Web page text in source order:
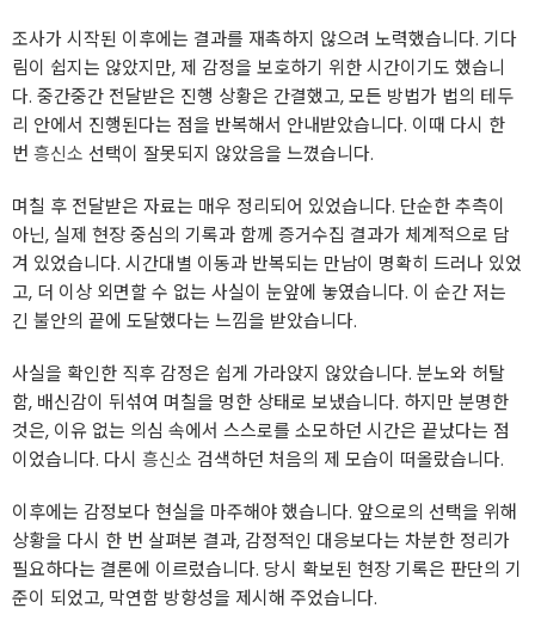
조사가 시작된 이후에는 결과를 재촉하지 않으려 노력했습니다. 기다
림이 쉽지는 않았지만, 제 감정을 보호하기 위한 시간이기도 했습니
다. 중간중간 전달받은 진행 상황은 간결했고, 모든 방법가 법의 테두
리 안에서 진행된다는 점을 반복해서 안내받았습니다. 이때 다시 한
번 흥신소 선택이 잘못되지 않았음을 느꼈습니다.
며칠 후 전달받은 자료는 매우 정리되어 있었습니다. 단순한 추측이
아닌, 실제 현장 중심의 기록과 함께 증거수집 결과가 체계적으로 담
겨 있었습니다. 시간대별 이동과 반복되는 만남이 명확히 드러나 있었
고, 더 이상 외면할 수 없는 사실이 눈앞에 놓였습니다. 이 순간 저는
긴 불안의 끝에 도달했다는 느낌을 받았습니다.
사실을 확인한 직후 감정은 쉽게 가라앉지 않았습니다. 분노와 허탈
함, 배신감이 뒤섞여 며칠을 멍한 상태로 보냈습니다. 하지만 분명한
것은, 이유 없는 의심 속에서 스스로를 소모하던 시간은 끝났다는 점
이었습니다. 다시 흥신소 검색하던 처음의 제 모습이 떠올랐습니다.
이후에는 감정보다 현실을 마주해야 했습니다. 앞으로의 선택을 위해
상황을 다시 한 번 살펴본 결과, 감정적인 대응보다는 차분한 정리가
필요하다는 결론에 이르렀습니다. 당시 확보된 현장 기록은 판단의 기
준이 되었고, 막연함 방향성을 제시해 주었습니다.